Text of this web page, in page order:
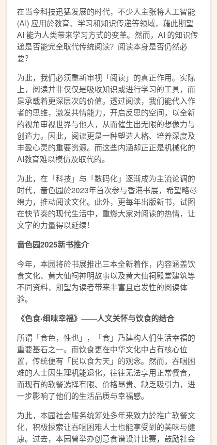
在当今科技迅猛发展的时代，不少人主张将人工智能
(AI) 应用於教育、学习和知识传递等领域，藉此期望
AI 能为人类带来学习方式的变革。然而，AI 的知识传
递是否能完全取代传统阅读？阅读本身是否仍然必
要？
为此，我们必须重新审视「阅读」的真正作用。实际
上，阅读并非仅仅是吸收知识或进行学习的工具，而
是承载着更深层次的价值。透过阅读，我们能代入作
者的思维，激发共情能力，开启反思的空间，以全新
的视角审视世界与他人，从而催生出无限的想像力与
创造力。因此，阅读更是一种塑造人格、培养深度及
丰盈心灵的重要资源。而这些内涵却正正是机械化的
AI教育难以模仿及取代的。
为此，在「科技」与「数码化」逐渐成为主流论调的
时代，啬色园於2023年首次参与香港书展，希望略尽
绵力，推动阅读文化。此外，更每年出版新书，试图
在快节奏的现代生活中，重燃大家对阅读的热情，让
文字的力量得以延续！
啬色园2025新书推介
今年，本园将於书展推出三本全新着作，内容涵盖饮
食文化、黄大仙祠神明故事以及黄大仙祠殿堂建筑等
不同资料，期望为读者带来丰富且启发性的阅读体
验。
《色食‧细味幸福》——人文关怀与饮食的结合
所谓「食色，性也」，「食」乃建构人们生活幸福的
重要基石之一。而饮食更在中华文化中占有核心位
置，传统便有「民以食为天」的观念。然而，吞咽困
难的人士因生理机能退化，往往无法享用正常餐食，
而现有的软餐选择有限、价格昂贵、缺乏吸引力，进
一步影响了他们的生活品质与幸福感。
为此，本园社会服务统筹处多年来致力於推广软餐文
化，积极探索让吞咽困难人士也能享受到的美味与健
康。过去，本园曾举办创意食谱设计比赛，鼓励社会